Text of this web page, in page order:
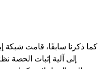
كما ذكرنا سابقًا، قامت شبكة
إلى آلية إثبات الحصة